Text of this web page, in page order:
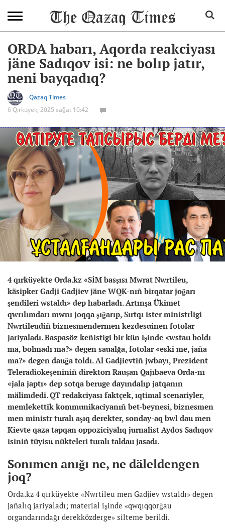
ORDA habarı, Aqorda reakciyası
jäne Sadıqov isi: ne bolıp jatır,
neni bayqadıq?
Qazaq Times
6 Qırküyek, 2025 sağat 10:42
4 qırküyekte Orda.kz «SİM basşısı Mwrat Nwrtileu,
käsipker Gadji Gadjiev jäne WQK-nıñ birqatar joğarı
şendileri wstaldı» dep habarladı. Artınşa Ükimet
qwrılımdarı mwnı joqqa şığarıp, Sırtqı ister ministrligi
Nwrtileudiñ biznesmendermen kezdesuinen fotolar
jariyaladı. Baspasöz keñistigi bir kün işinde «wstau boldı
ma, bolmadı ma?» degen saualğa, fotolar «eski me, jaña
ma?» degen dauğa toldı. Al Gadjievtiñ jwbayı, Prezident
Teleradiokeşeniniñ direktorı Rauşan Qajıbaeva Orda-nı
«jala japtı» dep sotqa beruge dayındalıp jatqanın
mälimdedi. QT redakciyası faktçek, ıqtimal scenariyler,
memlekettik kommunikaciyanıñ bet-beynesi, biznesmen
men ministr turalı aşıq derekter, sonday-aq bwl dau men
Kievte qaza tapqan oppoziciyalıq jurnalist Aydos Sadıqov
isiniñ tüyisu nükteleri turalı taldau jasadı.
Sonımen anığı ne, ne däleldengen
joq?
Orda.kz 4 qırküyekte «Nwrtileu men Gadjiev wstaldı» degen
jañalıq jariyaladı; material işinde «qwqıqqorğau
organdarındağı derekközderge» silteme berildi.